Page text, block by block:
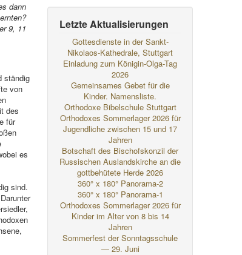
dann
9, 11
ständig
von
des
für
es
sind.
Letzte Aktualisierungen
Gottesdienste in der Sankt-
Nikolaos-Kathedrale, Stuttgart
Einladung zum Königin-Olga-Tag
2026
Gemeinsames Gebet für die
Kinder. Namensliste.
Orthodoxe Bibelschule Stuttgart
Orthodoxes Sommerlager 2026 für
Jugendliche zwischen 15 und 17
Jahren
Botschaft des Bischofskonzil der
Russischen Auslandskirche an die
gottbehütete Herde 2026
360° x 180° Panorama-2
360° x 180° Panorama-1
Orthodoxes Sommerlager 2026 für
Kinder im Alter von 8 bis 14
Jahren
Sommerfest der Sonntagsschule
— 29. Juni